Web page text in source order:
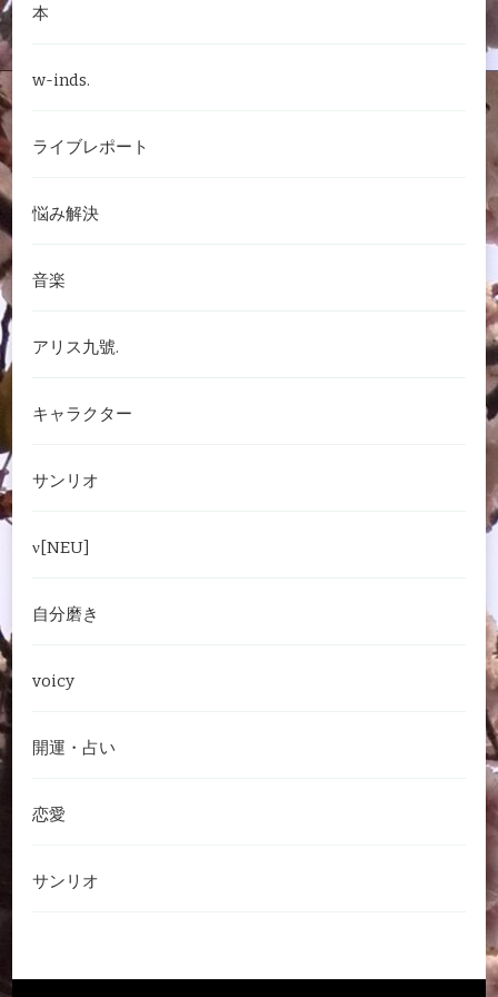
本
w-inds.
ライブレポート
悩み解決
音楽
アリス九號.
キャラクター
サンリオ
ν[NEU]
自分磨き
voicy
開運・占い
恋愛
サンリオ